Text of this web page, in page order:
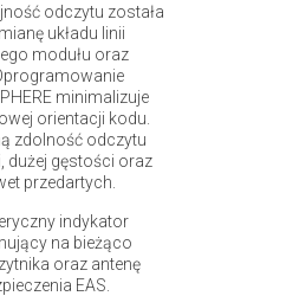
odczytu została
układu linii
modułu oraz
minimalizuje
orientacji kodu.
zdolność odczytu
dużej gęstości oraz
przedartych.
indykator
na bieżąco
oraz antenę
EAS.